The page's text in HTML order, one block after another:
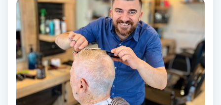
Ombre naglar
Optiker
Ortobionomi
Ortopedi